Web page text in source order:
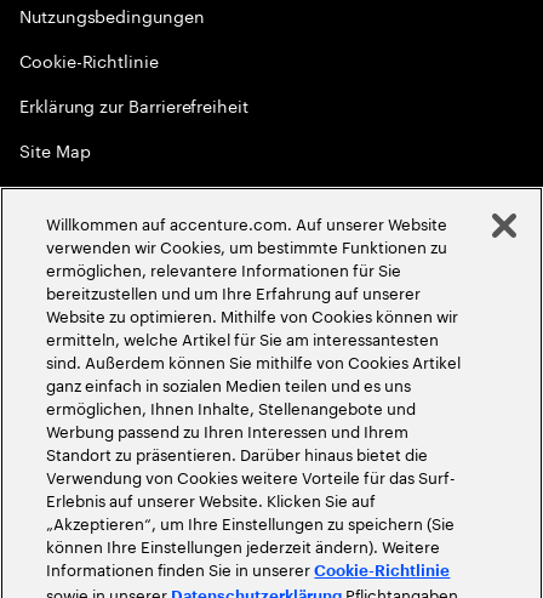
Nutzungsbedingungen
Cookie-Richtlinie
Erklärung zur Barrierefreiheit
Site Map
Globale Meritokratie
2026Accenture. Alle Rechte vorbehalten
Willkommen auf accenture.com. Auf unserer Website
verwenden wir Cookies, um bestimmte Funktionen zu
ermöglichen, relevantere Informationen für Sie
bereitzustellen und um Ihre Erfahrung auf unserer
Website zu optimieren. Mithilfe von Cookies können wir
ermitteln, welche Artikel für Sie am interessantesten
sind. Außerdem können Sie mithilfe von Cookies Artikel
ganz einfach in sozialen Medien teilen und es uns
ermöglichen, Ihnen Inhalte, Stellenangebote und
Werbung passend zu Ihren Interessen und Ihrem
Standort zu präsentieren. Darüber hinaus bietet die
Verwendung von Cookies weitere Vorteile für das Surf-
Erlebnis auf unserer Website. Klicken Sie auf
„Akzeptieren“, um Ihre Einstellungen zu speichern (Sie
können Ihre Einstellungen jederzeit ändern). Weitere
Informationen finden Sie in unsererCookie-Richtlinie
sowie in unserer Pflichtangaben